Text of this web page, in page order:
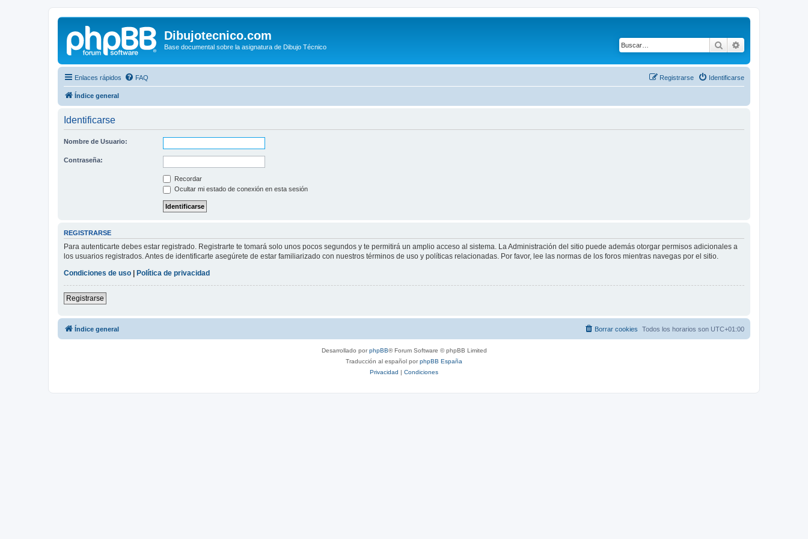
Dibujotecnico.com
Base documental sobre la asignatura de Dibujo Técnico Buscar
Enlaces rápidos FAQ Identificarse
Registrarse
Índice general
Identificarse
Nombre de Usuario:
Contraseña:
Recordar
Ocultar mi estado de conexión en esta sesión
REGISTRARSE
Para autenticarte debes estar registrado. Registrarte te tomará solo unos pocos segundos y te permitirá un amplio acceso al sistema. La Administración del sitio puede además otorgar permisos adicionales a
los usuarios registrados. Antes de identificarte asegúrete de estar familiarizado con nuestros términos de uso y políticas relacionadas. Por favor, lee las normas de los foros mientras navegas por el sitio.
Condiciones de uso
Política de privacidad
Registrarse
Índice general Todos los horarios son UTC+01:00
Borrar cookies
Desarrollado porphpBB® Forum Software © phpBB Limited
Traducción al español porphpBB España
Privacidad | Condiciones